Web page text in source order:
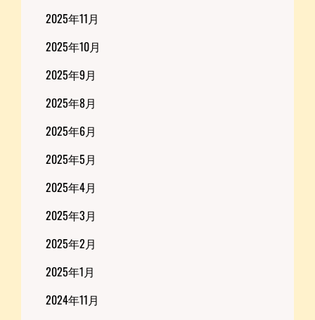
2025年11月
2025年10月
2025年9月
2025年8月
2025年6月
2025年5月
2025年4月
2025年3月
2025年2月
2025年1月
2024年11月